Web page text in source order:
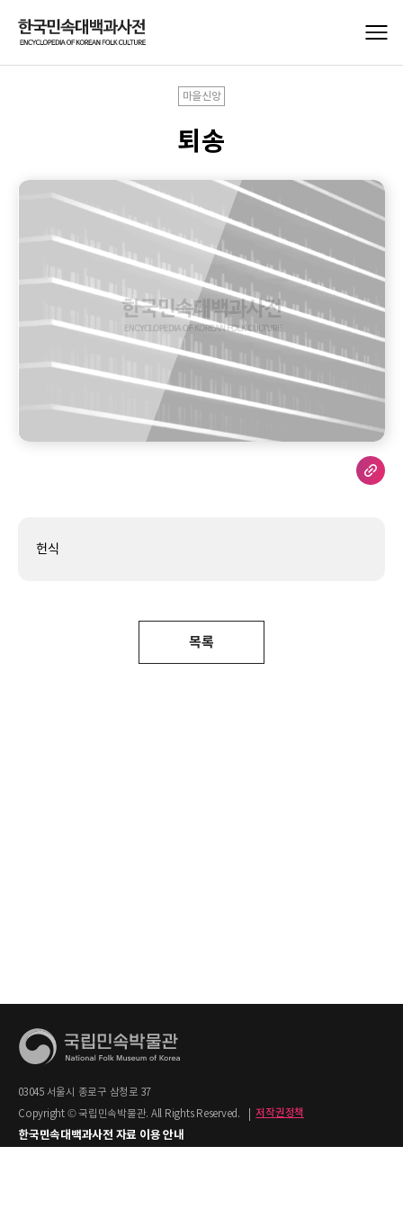
마을신앙
퇴송
헌식
목록
03045 서울시 종로구 삼청로 37
Copyright © 국립민속박물관. All Rights Reserved.
저작권정책
한국민속대백과사전 자료 이용 안내